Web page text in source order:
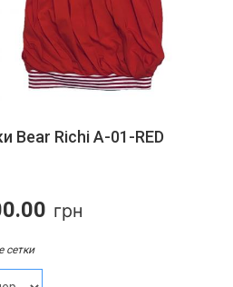
Bear Richi A-01-RED
сетки